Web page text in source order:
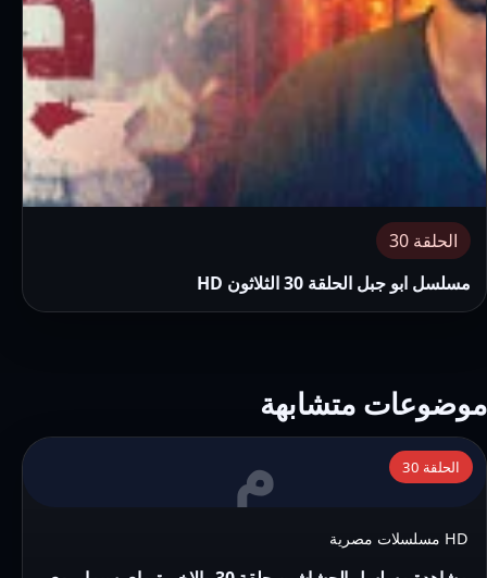
الحلقة 30
مسلسل ابو جبل الحلقة 30 الثلاثون HD
موضوعات متشابهة
التفاصيل:
مشاهدة
الحشاشين
م الحلقة 30
HD مسلسلات مصرية